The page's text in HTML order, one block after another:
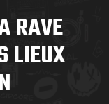
RAVE
LIEUX